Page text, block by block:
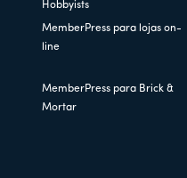
Hobbyists
MemberPress para lojas on-
line
MemberPress para Brick &
Mortar